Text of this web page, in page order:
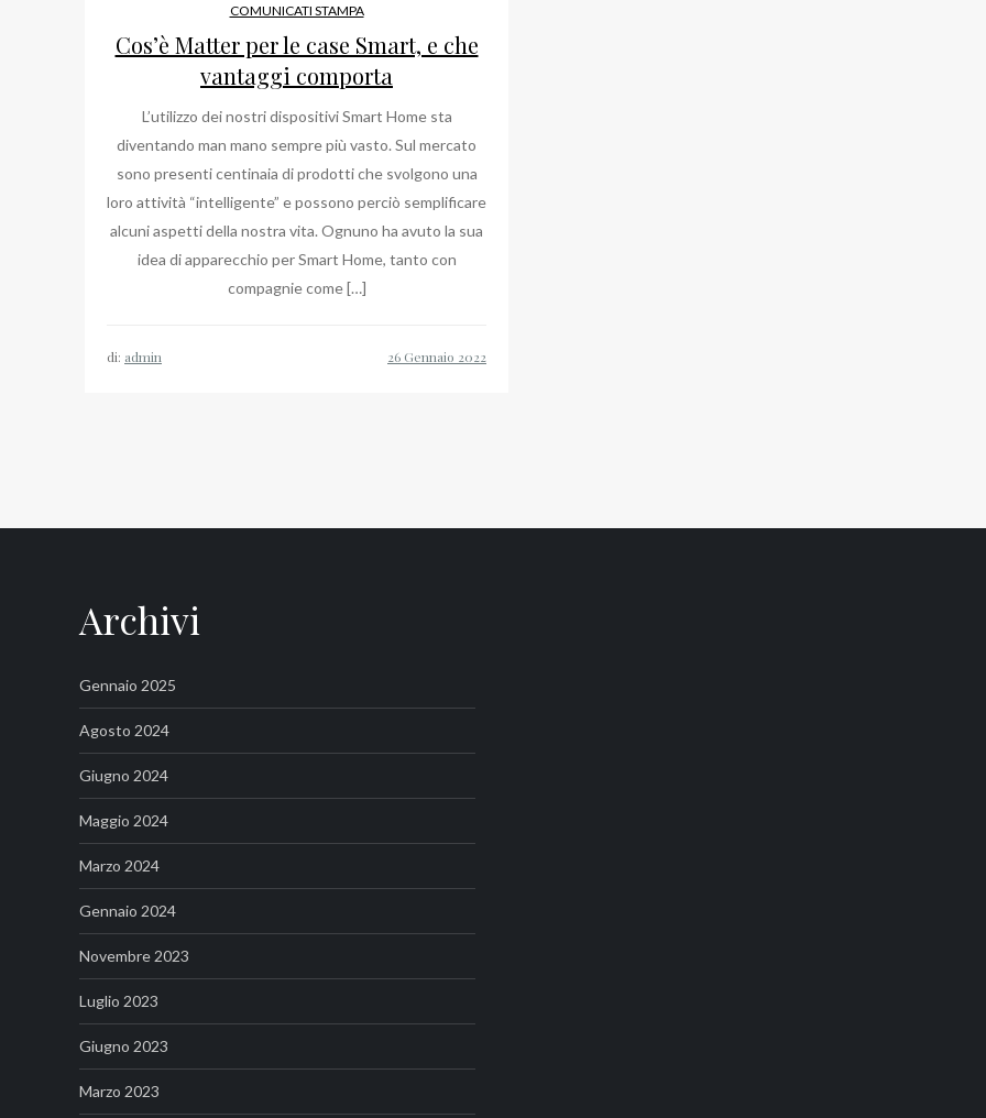
COMUNICATI STAMPA
Cos’è Matter per le case Smart, e che
vantaggi comporta
L’utilizzo dei nostri dispositivi Smart Home sta
diventando man mano sempre più vasto. Sul mercato
sono presenti centinaia di prodotti che svolgono una
loro attività “intelligente” e possono perciò semplificare
alcuni aspetti della nostra vita. Ognuno ha avuto la sua
idea di apparecchio per Smart Home, tanto con
compagnie come […]
di: admin
Archivi
Gennaio 2025
Agosto 2024
Giugno 2024
Maggio 2024
Marzo 2024
Gennaio 2024
Novembre 2023
Luglio 2023
Giugno 2023
Marzo 2023